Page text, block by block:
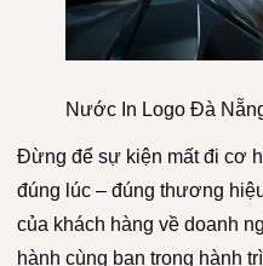
Nước In Logo Đà
Đừng để sự kiện mất đi cơ
đúng lúc – đúng thương
của khách hàng về doanh
hành cùng bạn trong hành